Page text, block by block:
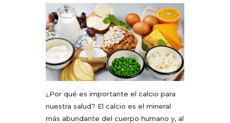
¿Por qué es importante el calcio para
nuestra salud? El calcio es el mineral
más abundante del cuerpo humano y, al